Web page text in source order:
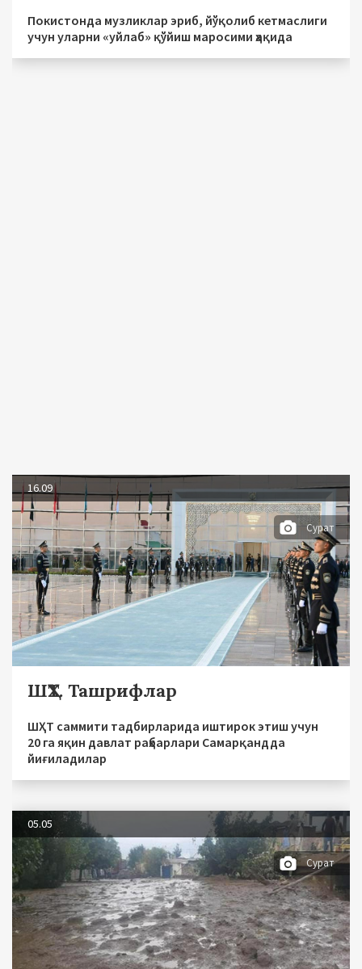
Покистонда музликлар эриб, йўқолиб кетмаслиги
учун уларни «уйлаб» қўйиш маросими ҳақида
16.09
Сурат
ШҲТ. Ташрифлар
ШҲТ саммити тадбирларида иштирок этиш учун
20 га яқин давлат раҳбарлари Самарқандда
йиғиладилар
05.05
Сурат